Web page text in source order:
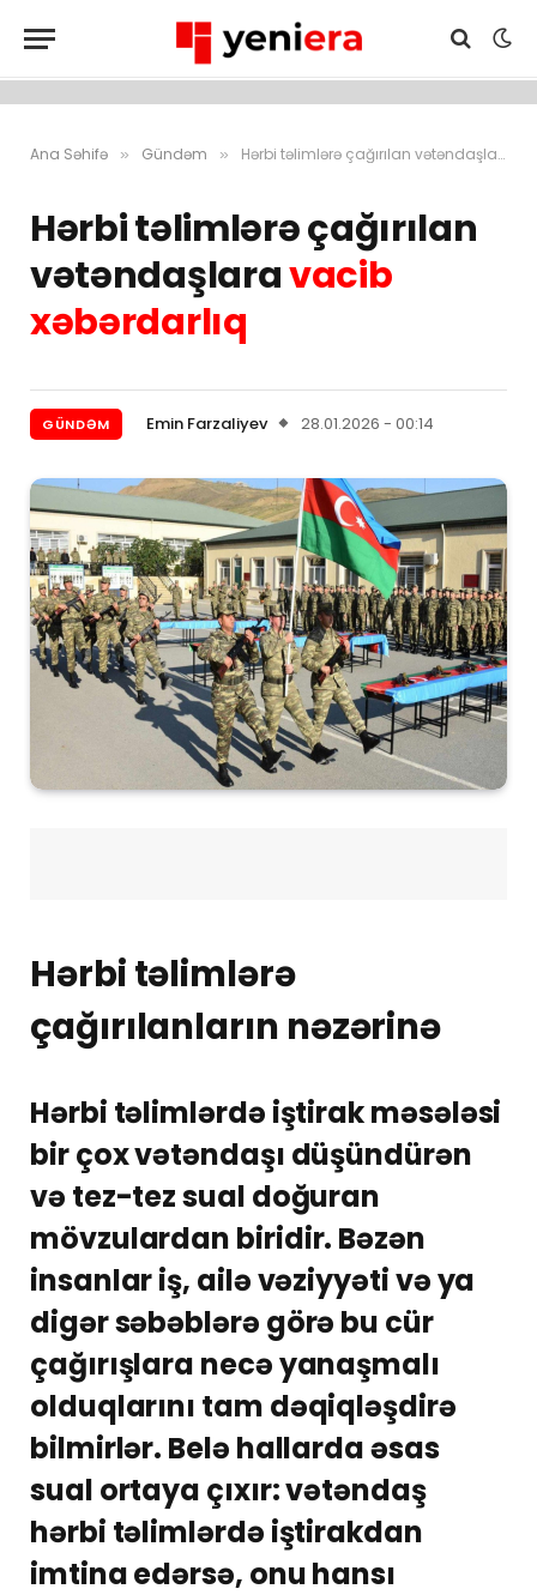
Ana Səhifə » Gündəm » Hərbi təlimlərə çağırılan vətəndaşlara vacib xəbərdarlıq
Hərbi təlimlərə çağırılan
vətəndaşlaravacib
xəbərdarlıq
GÜNDƏM Emin Farzaliyev 28.01.2026 - 00:14
Hərbi təlimlərə
çağırılanların nəzərinə
Hərbi təlimlərdə iştirak məsələsi
bir çox vətəndaşı düşündürən
və tez-tez sual doğuran
mövzulardan biridir. Bəzən
insanlar iş, ailə vəziyyəti və ya
digər səbəblərə görə bu cür
çağırışlara necə yanaşmalı
olduqlarını tam dəqiqləşdirə
bilmirlər. Belə hallarda əsas
sual ortaya çıxır: vətəndaş
hərbi təlimlərdə iştirakdan
imtina edərsə, onu hansı